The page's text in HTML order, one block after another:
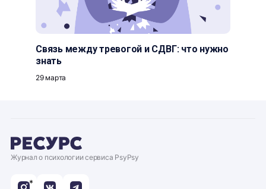
Связь между тревогой и СДВГ: что нужно
знать
29 марта
Журнал о психологии сервиса PsyPsy
*